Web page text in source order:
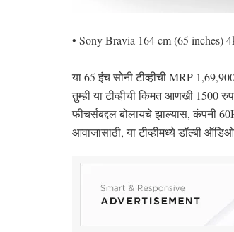
• Sony Bravia 164 cm (65
या 65 इंच सोनी टीव्हीची MRP
तुम्ही या टीव्हीची किंमत आणखी 1500
फीचर्सबद्दल बोलायचे झाल्यास, कंपनी
आवाजासाठी, या टीव्हीमध्ये डॉल्बी